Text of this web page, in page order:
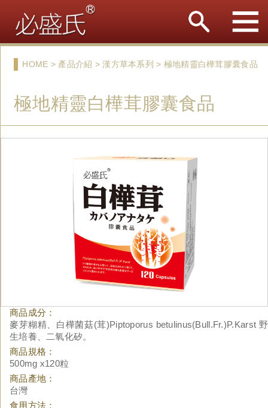
HOME > 產品介紹 > 漢方草本系列 > 極地精靈白樺茸膠囊食品
極地精靈白樺茸膠囊食品
商品成分：
麥芽糊精、白樺菌菇(茸)Piptoporus betulinus(Bull.Fr.)P.Karst 野
生培養、二氧化矽。
商品規格：
500mg x120粒
商品產地：
台灣
食用方法：